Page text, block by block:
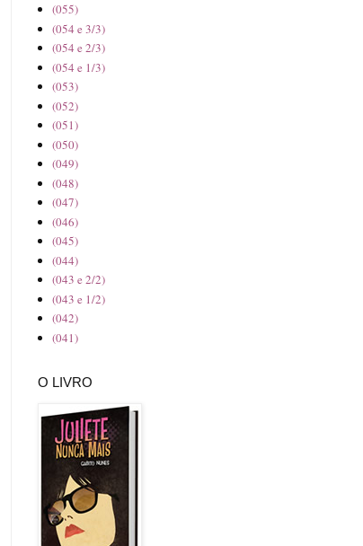
(055)
(054 e 3/3)
(054 e 2/3)
(054 e 1/3)
(053)
(052)
(051)
(050)
(049)
(048)
(047)
(046)
(045)
(044)
(043 e 2/2)
(043 e 1/2)
(042)
(041)
O LIVRO